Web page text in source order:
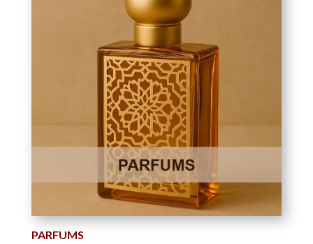
PARFUMS